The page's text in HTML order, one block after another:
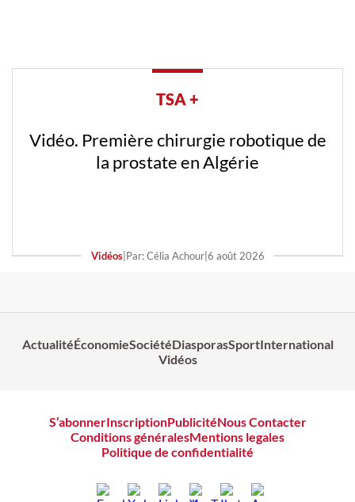
TSA +
Vidéo. Première chirurgie robotique de
la prostate en Algérie
Vidéos| Par: Célia Achour| 6 août 2026
ActualitéÉconomieSociétéDiasporasSportInternational
Vidéos
S’abonnerInscriptionPublicitéNous Contacter
Conditions généralesMentions legales
Politique de confidentialité